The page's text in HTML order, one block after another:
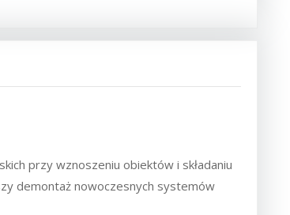
przy wznoszeniu obiektów i składaniu
demontaż nowoczesnych systemów